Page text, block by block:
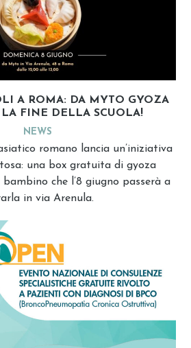
A ROMA: DA MYTO GYOZA
LA FINE DELLA SCUOLA!
NEWS
romano lancia un’iniziativa
una box gratuita di gyoza
che l’8 giugno passerà a
in via Arenula.